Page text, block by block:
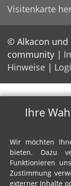
Visitenkarte
© Alkacon
community
Hinweise
Ihre
Wir möchten
bieten. Dazu
Funktionieren
Zustimmung
externer Inhalte